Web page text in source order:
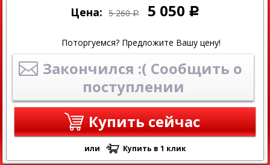
Цена: 5 260 Р 5 050 Р
Поторгуемся? Предложите Вашу цену!
Закончился :( Сообщить о
поступлении
Купить сейчас
или Купить в 1 клик